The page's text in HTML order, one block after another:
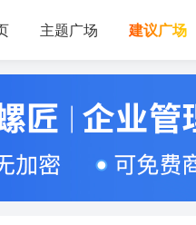
主题广场 建议广场